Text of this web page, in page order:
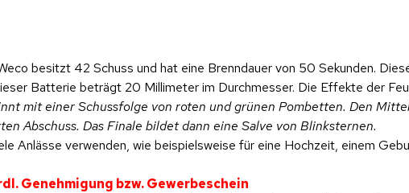
besitzt 42 Schuss und hat eine Brenndauer von 50 Sekunden.
Batterie beträgt 20 Millimeter im Durchmesser. Die Effekte der
mit einer Schussfolge von roten und grünen Pombetten. Den
Abschuss. Das Finale bildet dann eine Salve von Blinksternen.
Anlässe verwenden, wie beispielsweise für eine Hochzeit, einem
Genehmigung bzw. Gewerbeschein